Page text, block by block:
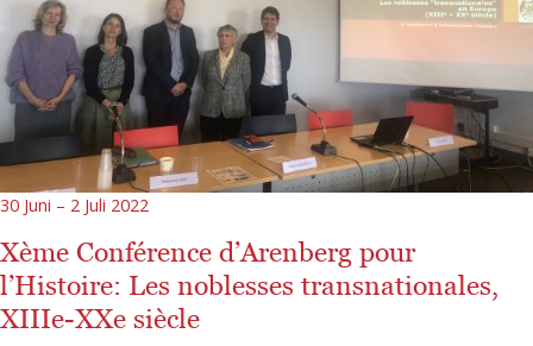
30 Juni – 2 Juli 2022
Xème Conférence d’Arenberg pour
l’Histoire: Les noblesses transnationales,
XIIIe-XXe siècle